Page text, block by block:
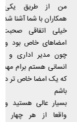
من از طریق یکی از
همکاران با شما آشنا شدم
خیلی اتفاقی صحبت از
امضاهای خاص بود و من
چون مدیر اداری و منابع
انسانی هستم برام مهم بود
که یک امضا خاص تر داشته
بسیار عالی هستید و من
واقعا از هر چهار امضا